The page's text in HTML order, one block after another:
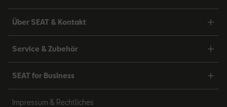
Über SEAT & Kontakt
Service & Zubehör
SEAT for Business
Impressum & Rechtliches